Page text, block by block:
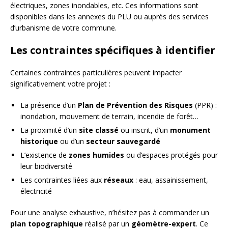
électriques, zones inondables, etc. Ces informations sont
disponibles dans les annexes du PLU ou auprès des services
d’urbanisme de votre commune.
Les contraintes spécifiques à identifier
Certaines contraintes particulières peuvent impacter
significativement votre projet :
La présence d’un Plan de Prévention des Risques (PPR) :
inondation, mouvement de terrain, incendie de forêt…
La proximité d’un site classé ou inscrit, d’un monument
historique ou d’un secteur sauvegardé
L’existence de zones humides ou d’espaces protégés pour
leur biodiversité
Les contraintes liées aux réseaux : eau, assainissement,
électricité
Pour une analyse exhaustive, n’hésitez pas à commander un
plan topographique réalisé par un géomètre-expert. Ce